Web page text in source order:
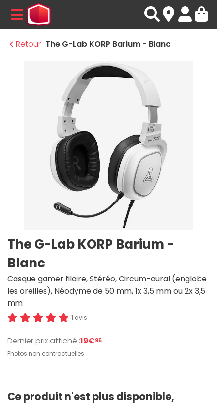
MENU
Retour The G-Lab KORP Barium - Blanc
The G-Lab KORP Barium -
Blanc
Casque gamer filaire, Stéréo, Circum-aural (englobe
les oreilles), Néodyme de 50 mm, 1x 3,5 mm ou 2x 3,5
mm
1 avis
Dernier prix affiché :19€95
Photos non contractuelles
Ce produit n'est plus disponible,